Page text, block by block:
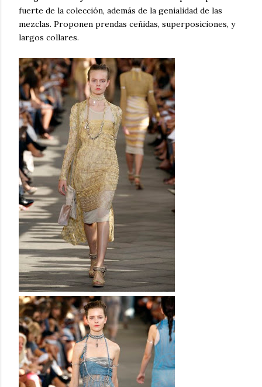
fuerte de la colección, además de la genialidad de las
mezclas. Proponen prendas ceñidas, superposiciones, y
largos collares.